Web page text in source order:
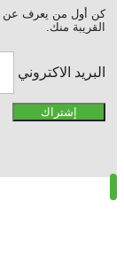
كن أول من يعرف عن
القريبة منك.
البريد الاكتروني
إشتراك